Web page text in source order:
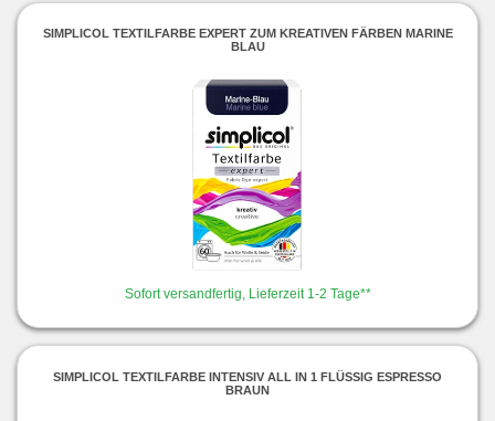
SIMPLICOL TEXTILFARBE EXPERT ZUM KREATIVEN FÄRBEN MARINE
BLAU
Sofort versandfertig, Lieferzeit 1-2 Tage**
SIMPLICOL TEXTILFARBE INTENSIV ALL IN 1 FLÜSSIG ESPRESSO
BRAUN